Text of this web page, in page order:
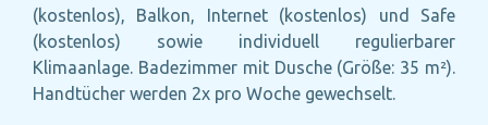
(kostenlos), Balkon, Internet (kostenlos) und Safe
(kostenlos) sowie individuell regulierbarer
Klimaanlage. Badezimmer mit Dusche (Größe: 35 m²).
Handtücher werden 2x pro Woche gewechselt.